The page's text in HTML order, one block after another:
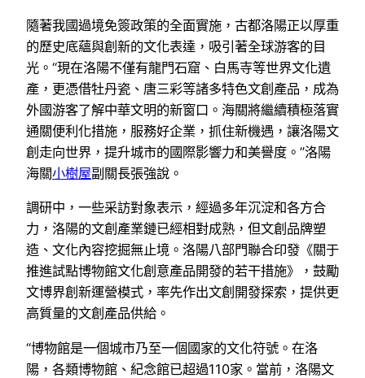
隨著我國過境免簽政策的全面實施，古都洛陽正以厚重
的歷史底蘊與創新的文化表達，吸引著全球游客的目
光。“現在洛陽不僅有龍門石窟、白馬寺等世界文化遺
產，更憑借牡丹瓷、唐三彩等諸多特色文創產品，成為
外國游客了解中華文明的新窗口。海關將繼續積極落實
通關便利化措施，服務好企業，抓住新機遇，讓洛陽文
創走向世界，提升城市的國際影響力和美譽度。”洛陽
海關小樹屋副關長張強說。
調研中，一些采訪對象表示，經過多年沉淀和各方合
力，洛陽的文創產業鏈已經相對成熟，但文創品牌塑
造、文化內容挖掘無止境。洛陽八部門聯合印發《關于
推進試點博物館文化創意產品開發的若干措施》，鼓勵
文博界創新運營模式，率先作出文創開發探索，提供更
高質量的文創產品供給。
“博物館是一個城市乃至一個國家的文化符號。在洛
陽，各類博物館、紀念館已超過110家。當前，洛陽文